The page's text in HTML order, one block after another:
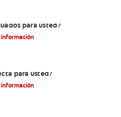
para usted?
información
para usted?
información